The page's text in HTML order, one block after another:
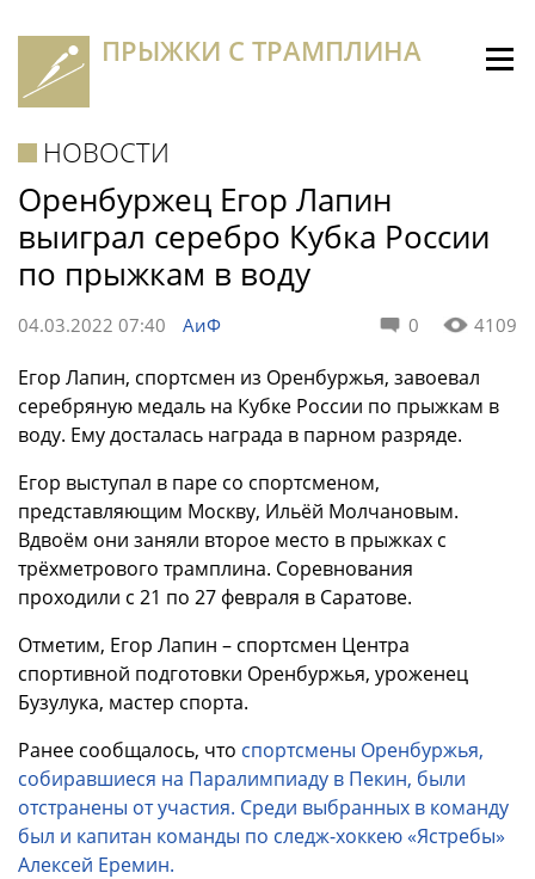
ПРЫЖКИ С ТРАМПЛИНА
НОВОСТИ
Оренбуржец Егор Лапин
выиграл серебро Кубка России
по прыжкам в воду
0 4109
04.03.2022 07:40 АиФ
Егор Лапин, спортсмен из Оренбуржья, завоевал
серебряную медаль на Кубке России по прыжкам в
воду. Ему досталась награда в парном разряде.
Егор выступал в паре со спортсменом,
представляющим Москву, Ильёй Молчановым.
Вдвоём они заняли второе место в прыжках с
трёхметрового трамплина. Соревнования
проходили с 21 по 27 февраля в Саратове.
Отметим, Егор Лапин – спортсмен Центра
спортивной подготовки Оренбуржья, уроженец
Бузулука, мастер спорта.
Ранее сообщалось, что спортсмены Оренбуржья,
собиравшиеся на Паралимпиаду в Пекин, были
отстранены от участия. Среди выбранных в команду
был и капитан команды по следж-хоккею «Ястребы»
Алексей Еремин.